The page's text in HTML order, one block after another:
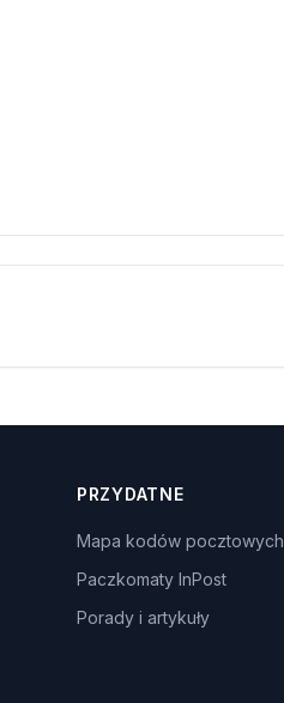
PRZYDATNE
Mapa kodów pocztowych
Paczkomaty InPost
Porady i artykuły